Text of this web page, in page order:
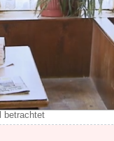
betrachtet